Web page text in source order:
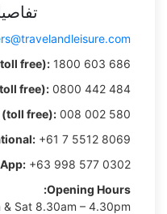
free): 1800 603 686
free): 0800 442 484
(toll free): 008 002 580
+61 7 5512 8069
+63 998 577 0302
Opening Hours:
Sat 8.30am – 4.30pm